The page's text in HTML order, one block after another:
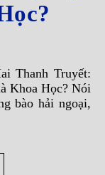
Khoa Học? Nói
bào hải ngoại,